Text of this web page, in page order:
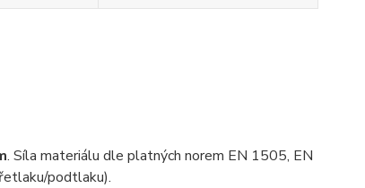
. Síla materiálu dle platných norem EN 1505, EN
podtlaku).